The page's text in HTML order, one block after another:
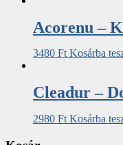
Acorenu –
3480 Ft Kosárba
Cleadur –
2980 Ft Kosárba